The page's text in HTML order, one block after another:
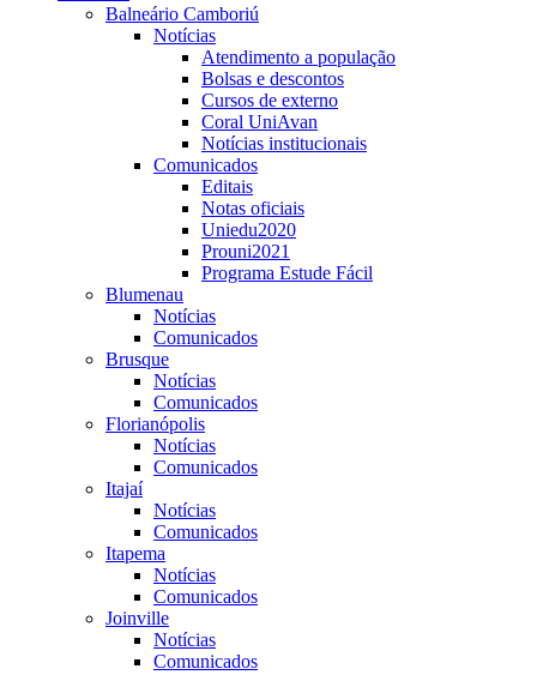
Balneário Camboriú
Notícias
Atendimento a população
Bolsas e descontos
Cursos de externo
Coral UniAvan
Notícias institucionais
Comunicados
Editais
Notas oficiais
Uniedu2020
Prouni2021
Programa Estude Fácil
Blumenau
Notícias
Comunicados
Brusque
Notícias
Comunicados
Florianópolis
Notícias
Comunicados
Itajaí
Notícias
Comunicados
Itapema
Notícias
Comunicados
Joinville
Notícias
Comunicados